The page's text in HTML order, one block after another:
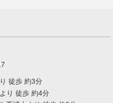
徒歩 約3分
り 徒歩 約4分